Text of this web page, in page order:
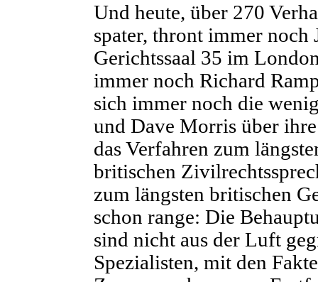
Und heute, über 270
spater, thront immer
Gerichtssaal 35 im
immer noch Richard
sich immer noch die
und Dave Morris über
das Verfahren zum
britischen
zum längsten britischen
schon range: Die
sind nicht aus der Luft
Spezialisten, mit den